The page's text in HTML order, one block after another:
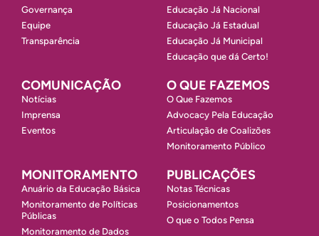
Governança
Equipe
Transparência
Educação Já Nacional
Educação Já Estadual
Educação Já Municipal
Educação que dá Certo!
COMUNICAÇÃO
Notícias
Imprensa
Eventos
O QUE FAZEMOS
O Que Fazemos
Advocacy Pela Educação
Articulação de Coalizões
Monitoramento Público
MONITORAMENTO
Anuário da Educação Básica
Monitoramento de Políticas
Públicas
Monitoramento de Dados
PUBLICAÇÕES
Notas Técnicas
Posicionamentos
O que o Todos Pensa